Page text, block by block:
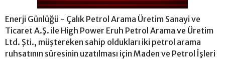
Enerji Günlüğü - Çalık Petrol Arama Üretim Sanayi ve
Ticaret A.Ş. ile High Power Eruh Petrol Arama ve Üretim
Ltd. Şti., müştereken sahip oldukları iki petrol arama
ruhsatının süresinin uzatılması için Maden ve Petrol İşleri